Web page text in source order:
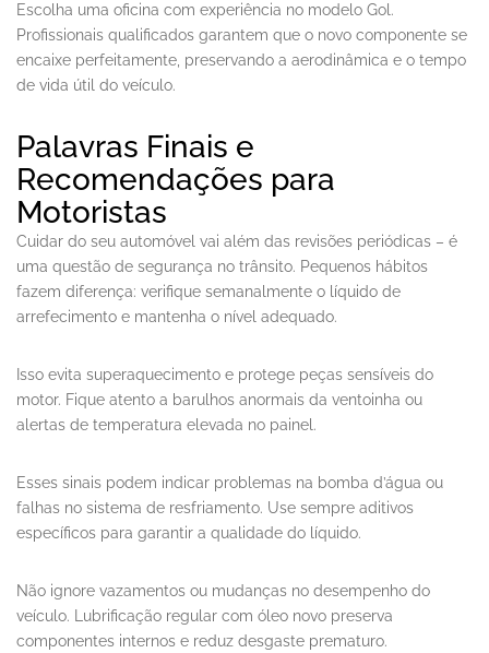
Escolha uma oficina com experiência no modelo Gol.
Profissionais qualificados garantem que o novo componente se
encaixe perfeitamente, preservando a aerodinâmica e o tempo
de vida útil do veículo.
Palavras Finais e
Recomendações para
Motoristas
Cuidar do seu automóvel vai além das revisões periódicas – é
uma questão de segurança no trânsito. Pequenos hábitos
fazem diferença: verifique semanalmente o líquido de
arrefecimento e mantenha o nível adequado.
Isso evita superaquecimento e protege peças sensíveis do
motor. Fique atento a barulhos anormais da ventoinha ou
alertas de temperatura elevada no painel.
Esses sinais podem indicar problemas na bomba d’água ou
falhas no sistema de resfriamento. Use sempre aditivos
específicos para garantir a qualidade do líquido.
Não ignore vazamentos ou mudanças no desempenho do
veículo. Lubrificação regular com óleo novo preserva
componentes internos e reduz desgaste prematuro.